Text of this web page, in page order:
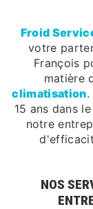
Froid
votre
François
matière
climatisation.
15 ans dans
notre
NOS